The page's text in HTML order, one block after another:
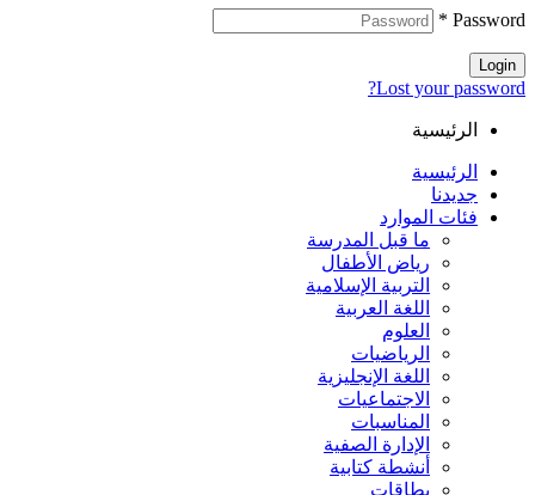
Password
*
Login
Lost your password?
الرئيسية
الرئيسية
جديدنا
فئات الموارد
ما قبل المدرسة
رياض الأطفال
التربية الإسلامية
اللغة العربية
العلوم
الرياضيات
اللغة الإنجليزية
الاجتماعيات
المناسبات
الإدارة الصفية
أنشطة كتابية
بطاقات